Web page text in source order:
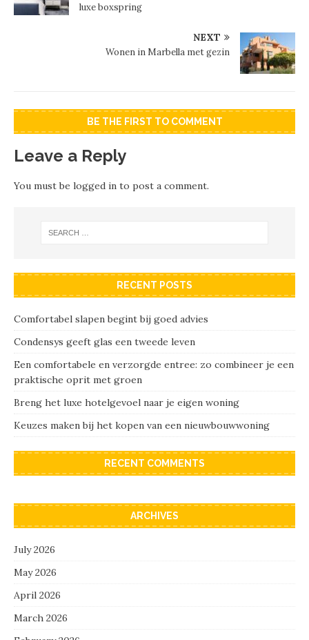
luxe boxspring
NEXT
Wonen in Marbella met gezin
BE THE FIRST TO COMMENT
Leave a Reply
You must be logged in to post a comment.
RECENT POSTS
Comfortabel slapen begint bij goed advies
Condensys geeft glas een tweede leven
Een comfortabele en verzorgde entree: zo combineer je een
praktische oprit met groen
Breng het luxe hotelgevoel naar je eigen woning
Keuzes maken bij het kopen van een nieuwbouwwoning
RECENT COMMENTS
ARCHIVES
July 2026
May 2026
April 2026
March 2026